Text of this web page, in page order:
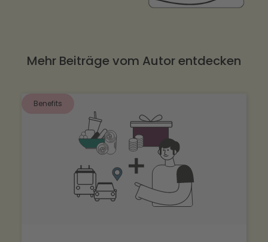
Mehr Beiträge vom Autor entdecken
Benefits